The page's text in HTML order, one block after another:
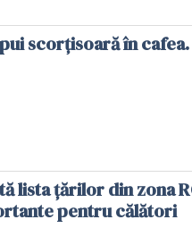
scorțisoară în
lista țărilor din zona
pentru călători